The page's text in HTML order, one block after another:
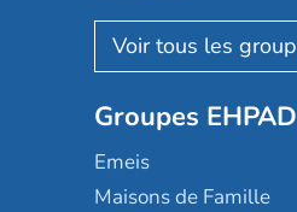
Nohée
Les Résidentiels
Mobicap
Domusvi
Happy Senior
Groupes EHPAD
Emeis
Maisons de Famille